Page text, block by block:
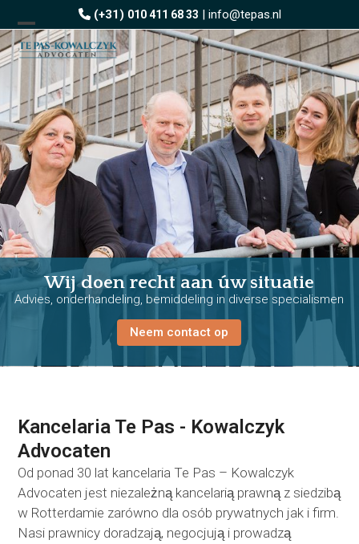
to
content
(+31) 010 411 68 33 | info@tepas.nl
Open
mobile
menu
Close
mobile
menu
Advies, onderhandeling, bemiddeling in diverse specialismen
Wij doen recht aan úw situatie
Neem contact op
Kancelaria Te Pas - Kowalczyk
Advocaten
Od ponad 30 lat kancelaria Te Pas – Kowalczyk
Advocaten jest niezależną kancelarią prawną z siedzibą
w Rotterdamie zarówno dla osób prywatnych jak i firm.
Nasi prawnicy doradzają, negocjują i prowadzą